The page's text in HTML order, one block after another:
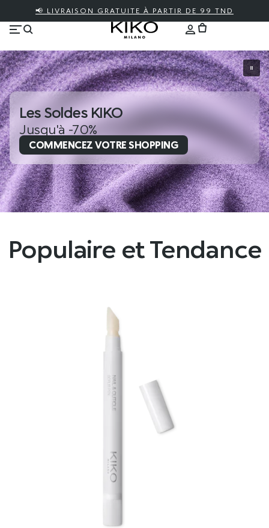
📢 LIVRAISON GRATUITE À PARTIR DE 99 TND
Les Soldes KIKO
Jusqu'à -70%
COMMENCEZ VOTRE SHOPPING
Populaire et Tendance